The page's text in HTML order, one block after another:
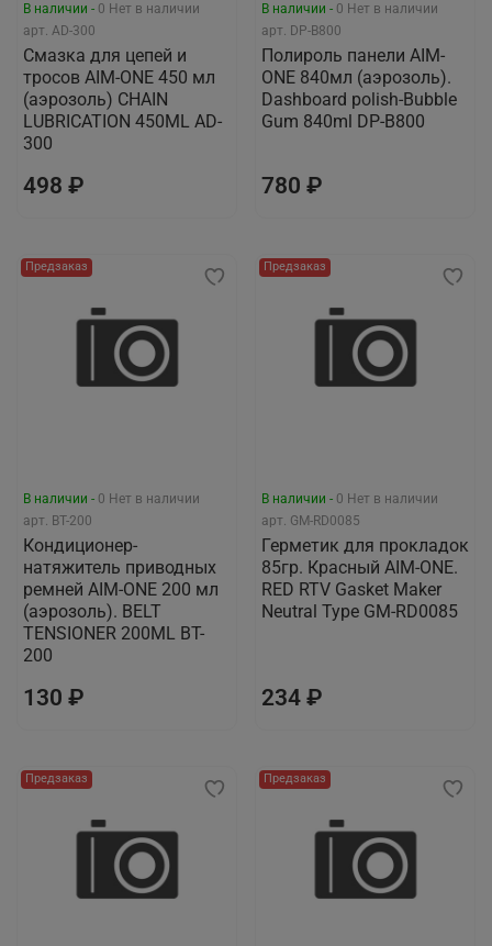
В наличии - 0 Нет в наличии
арт. AD-300
Смазка для цепей и
тросов AIM-ONE 450 мл
(аэрозоль) CHAIN
LUBRICATION 450ML AD-
300
498 ₽
В наличии - 0 Нет в наличии
арт. DP-B800
Полироль панели AIM-
ONE 840мл (аэрозоль).
Dashboard polish-Bubble
Gum 840ml DP-B800
780 ₽
Предзаказ
В наличии - 0 Нет в наличии
арт. BT-200
Кондиционер-
натяжитель приводных
ремней AIM-ONE 200 мл
(аэрозоль). BELT
TENSIONER 200ML BT-
200
130 ₽
Предзаказ
В наличии - 0 Нет в наличии
арт. GM-RD0085
Герметик для прокладок
85гр. Красный AIM-ONE.
RED RTV Gasket Maker
Neutral Type GM-RD0085
234 ₽
Предзаказ Предзаказ